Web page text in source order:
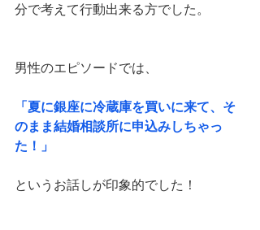
分で考えて行動出来る方でした。
男性のエピソードでは、
「夏に銀座に冷蔵庫を買いに来て、そ
のまま結婚相談所に申込みしちゃっ
た！」
というお話しが印象的でした！